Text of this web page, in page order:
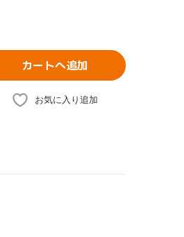
カートへ追加
お気に入り追加